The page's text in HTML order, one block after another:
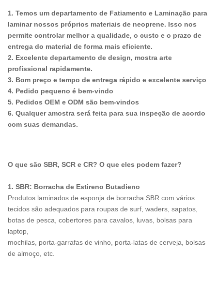
1. Temos um departamento de Fatiamento e Laminação para
laminar nossos próprios materiais de neoprene. Isso nos
permite controlar melhor a qualidade, o custo e o prazo de
entrega do material de forma mais eficiente.
2. Excelente departamento de design, mostra arte
profissional rapidamente.
3. Bom preço e tempo de entrega rápido e excelente serviço
4. Pedido pequeno é bem-vindo
5. Pedidos OEM e ODM são bem-vindos
6. Qualquer amostra será feita para sua inspeção de acordo
com suas demandas.
O que são SBR, SCR e CR? O que eles podem fazer?
1. SBR: Borracha de Estireno Butadieno
Produtos laminados de esponja de borracha SBR com vários
tecidos são adequados para roupas de surf, waders, sapatos,
botas de pesca, cobertores para cavalos, luvas, bolsas para
laptop,
mochilas, porta-garrafas de vinho, porta-latas de cerveja, bolsas
de almoço, etc.